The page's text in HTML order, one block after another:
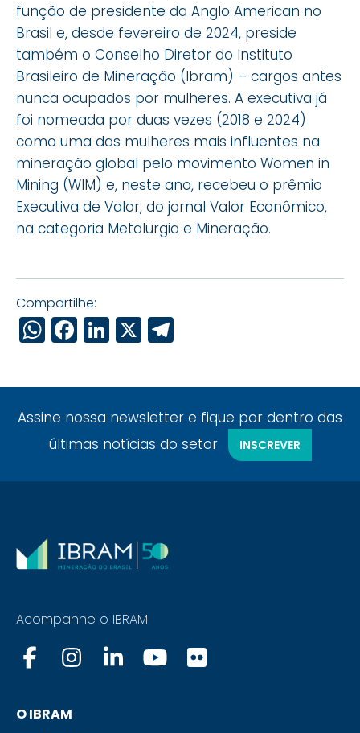
função de presidente da Anglo American no
Brasil e, desde fevereiro de 2024, preside
também o Conselho Diretor do Instituto
Brasileiro de Mineração (Ibram) – cargos antes
nunca ocupados por mulheres. A executiva já
foi nomeada por duas vezes (2018 e 2024)
como uma das mulheres mais influentes na
mineração global pelo movimento Women in
Mining (WIM) e, neste ano, recebeu o prêmio
Executiva de Valor, do jornal Valor Econômico,
na categoria Metalurgia e Mineração.
Compartilhe:
WhatsApp
Facebook
LinkedIn
X
Assine nossa newsletter e fique por dentro das
últimas notícias do setor
INSCREVER
Acompanhe o IBRAM
O IBRAM